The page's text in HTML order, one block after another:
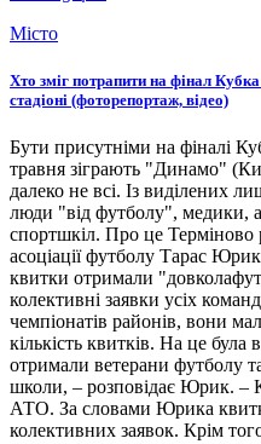
Місто
Хто зміг потрапити на фінал
стадіоні (фоторепортаж, відео)
Бути присутніми на фіналі
травня зіграють "Динамо"
далеко не всі. Із виділених
люди "від футболу", медики,
спортшкіл. Про це Терміново
асоціації футболу Тарас
квитки отримали
колективні заявки усіх
чемпіонатів районів, вони
кількість квитків. На це
отримали ветерани футболу
школи, – розповідає Юрик. –
АТО. За словами Юрика
колективних заявок. Крім